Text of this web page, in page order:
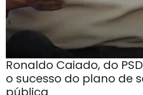
Ronaldo Caiado, do
o sucesso do plano de
pública